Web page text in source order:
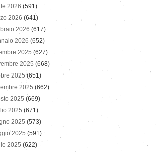
2026 (591)
2026 (641)
2026 (617)
2026 (652)
2025 (627)
2025 (668)
2025 (651)
2025 (662)
2025 (669)
2025 (671)
2025 (573)
2025 (591)
2025 (622)